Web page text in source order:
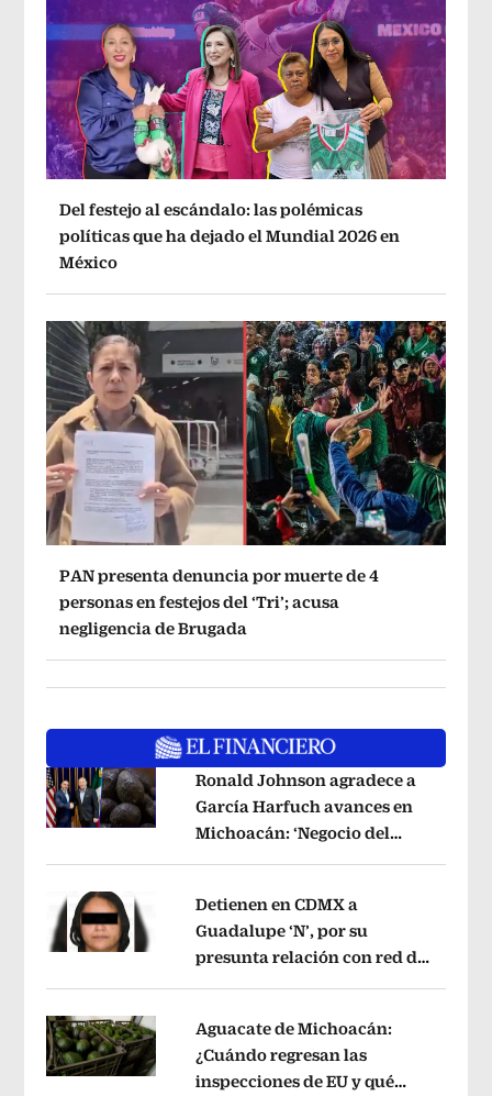
Del festejo al escándalo: las polémicas
políticas que ha dejado el Mundial 2026 en
México
PAN presenta denuncia por muerte de 4
personas en festejos del ‘Tri’; acusa
negligencia de Brugada
Opens in new window
Ronald Johnson agradece a
García Harfuch avances en
Michoacán: ‘Negocio del
Opens in new window
Detienen en CDMX a
Guadalupe ‘N’, por su
presunta relación con red de
Opens in new window
Aguacate de Michoacán:
¿Cuándo regresan las
inspecciones de EU y qué